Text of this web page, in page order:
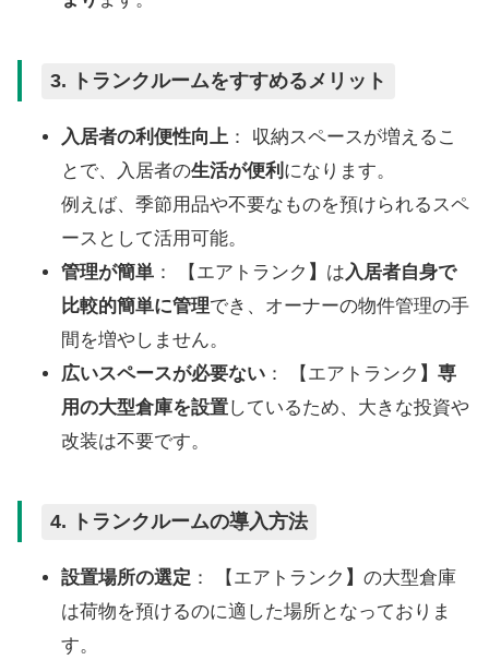
3. トランクルームをすすめるメリット
入居者の利便性向上 ： 収納スペースが増えるこ
とで、入居者の生活が便利 になります。
例えば、季節用品や不要なものを預けられるスペ
ースとして活用可能。
管理が簡単 ： 【エアトランク 】 は 入居者自身で
比較的簡単に管理でき、オーナーの物件管理の手
間を増やしません。
広いスペースが必要ない ： 【エアトランク 】専
用の大型倉庫を設置しているため、大きな投資や
改装は不要です。
4. トランクルームの導入方法
設置場所の選定 ： 【エアトランク 】 の大型倉庫
は荷物を預けるのに適した場所となっておりま
す。